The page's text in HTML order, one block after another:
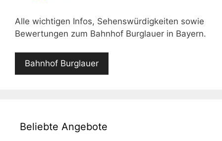
Alle wichtigen Infos, Sehenswürdigkeiten sowie
Bewertungen zum Bahnhof Burglauer in Bayern.
Bahnhof Burglauer
Beliebte Angebote